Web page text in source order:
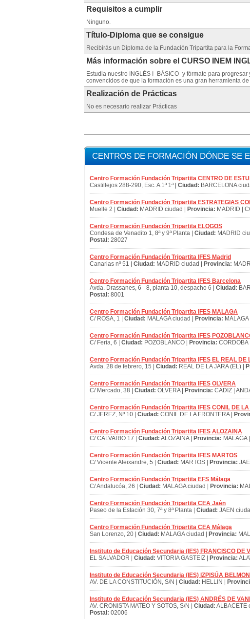
Requisitos a cumplir
Ninguno.
Título-Diploma que se consigue
Recibirás un Diploma de la Fundación Tripartita para la
Más información sobre el CURSO INEM
Estudia nuestro INGLÉS I -BÁSICO- y fórmate para
convencidos de que la formación es una gran herramienta
Realización de Prácticas
No es necesario realizar Prácticas
CENTROS DE FORMACIÓN DÓNDE SE
Centro Formación Fundación Tripartita CENTRO DE
Castillejos 288-290, Esc. A 1ª 1ª | Ciudad: BARCELONA
Centro Formación Fundación Tripartita ESTRATEGIAS
Muelle 2 | Ciudad: MADRID ciudad | Provincia: MADRID |
Centro Formación Fundación Tripartita ELOGOS
Condesa de Venadito 1, 8ª y 9ª Planta | Ciudad: MADRID
Postal: 28027
Centro Formación Fundación Tripartita IFES Madrid
Canarias nº 51 | Ciudad: MADRID ciudad | Provincia:
Centro Formación Fundación Tripartita IFES Barcelona
Avda. Drassanes, 6 - 8, planta 10, despacho 6 | Ciudad:
Postal: 8001
Centro Formación Fundación Tripartita IFES MALAGA
C/ ROSA, 1 | Ciudad: MALAGA ciudad | Provincia: MALAGA
Centro Formación Fundación Tripartita IFES
C/ Feria, 6 | Ciudad: POZOBLANCO | Provincia: CORDOBA
Centro Formación Fundación Tripartita IFES EL REAL DE
Avda. 28 de febrero, 15 | Ciudad: REAL DE LA JARA (EL) |
Centro Formación Fundación Tripartita IFES OLVERA
C/ Mercado, 38 | Ciudad: OLVERA | Provincia: CADIZ |
Centro Formación Fundación Tripartita IFES CONIL DE LA
C/ JEREZ, Nº 10 | Ciudad: CONIL DE LA FRONTERA |
Centro Formación Fundación Tripartita IFES ALOZAINA
C/ CALVARIO 17 | Ciudad: ALOZAINA | Provincia: MALAGA
Centro Formación Fundación Tripartita IFES MARTOS
C/ Vicente Aleixandre, 5 | Ciudad: MARTOS | Provincia:
Centro Formación Fundación Tripartita EFS Málaga
C/ Andalucóa, 26 | Ciudad: MALAGA ciudad | Provincia:
Centro Formación Fundación Tripartita CEA Jaén
Paseo de la Estación 30, 7ª y 8ª Planta | Ciudad: JAEN
Centro Formación Fundación Tripartita CEA Málaga
San Lorenzo, 20 | Ciudad: MALAGA ciudad | Provincia:
Instituto de Educación Secundaria (IES) FRANCISCO DE
EL SALVADOR | Ciudad: VITORIA GASTEIZ | Provincia:
Instituto de Educación Secundaria (IES) IZPISÚA
AV. DE LA CONSTITUCIÓN, S/N | Ciudad: HELLIN |
Instituto de Educación Secundaria (IES) ANDRÉS DE
AV. CRONISTA MATEO Y SOTOS, S/N | Ciudad: ALBACETE
Postal: 02006